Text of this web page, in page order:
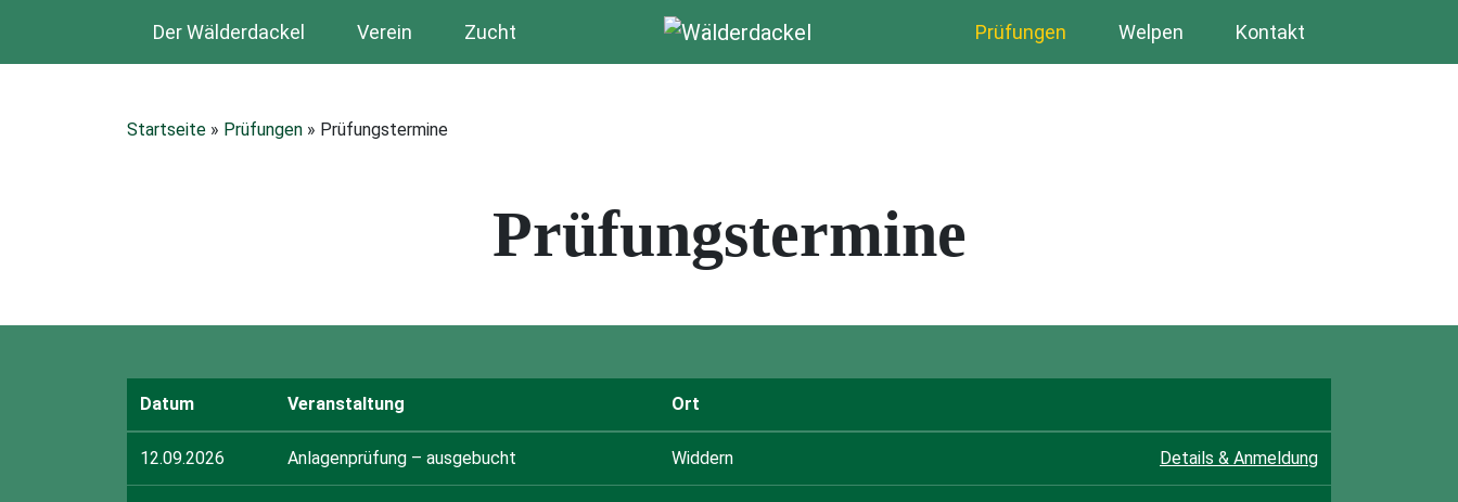
Der Wälderdackel Verein Zucht Prüfungen Welpen Kontakt
Startseite » Prüfungen » Prüfungstermine
Prüfungstermine
Datum Veranstaltung Ort
12.09.2026 Anlagenprüfung – ausgebucht Widdern Details & Anmeldung